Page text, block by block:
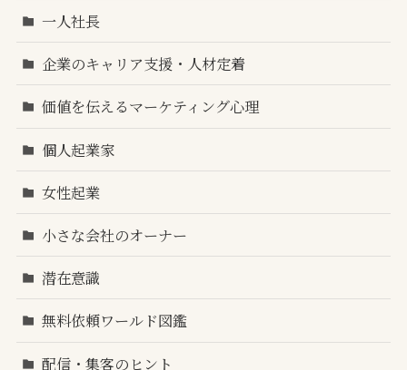
一人社長
企業のキャリア支援・人材定着
価値を伝えるマーケティング心理
個人起業家
女性起業
小さな会社のオーナー
潜在意識
無料依頼ワールド図鑑
配信・集客のヒント